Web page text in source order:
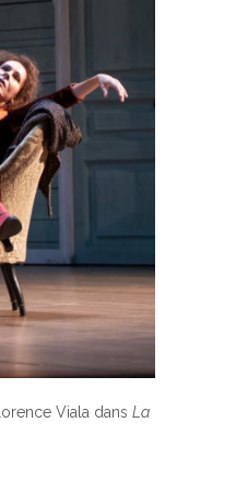
Viala dans La